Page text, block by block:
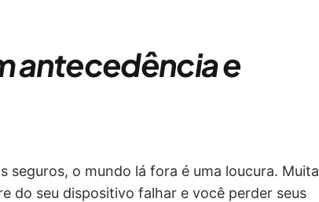
antecedência e
seguros, o mundo lá fora é uma loucura. Muita
do seu dispositivo falhar e você perder seus